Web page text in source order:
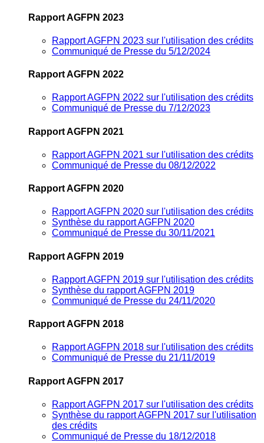
Rapport AGFPN 2023
Rapport AGFPN 2023 sur l'utilisation des crédits
Communiqué de Presse du 5/12/2024
Rapport AGFPN 2022
Rapport AGFPN 2022 sur l'utilisation des crédits
Communiqué de Presse du 7/12/2023
Rapport AGFPN 2021
Rapport AGFPN 2021 sur l'utilisation des crédits
Communiqué de Presse du 08/12/2022
Rapport AGFPN 2020
Rapport AGFPN 2020 sur l'utilisation des crédits
Synthèse du rapport AGFPN 2020
Communiqué de Presse du 30/11/2021
Rapport AGFPN 2019
Rapport AGFPN 2019 sur l'utilisation des crédits
Synthèse du rapport AGFPN 2019
Communiqué de Presse du 24/11/2020
Rapport AGFPN 2018
Rapport AGFPN 2018 sur l'utilisation des crédits
Communiqué de Presse du 21/11/2019
Rapport AGFPN 2017
Rapport AGFPN 2017 sur l'utilisation des crédits
Synthèse du rapport AGFPN 2017 sur l'utilisation
des crédits
Communiqué de Presse du 18/12/2018